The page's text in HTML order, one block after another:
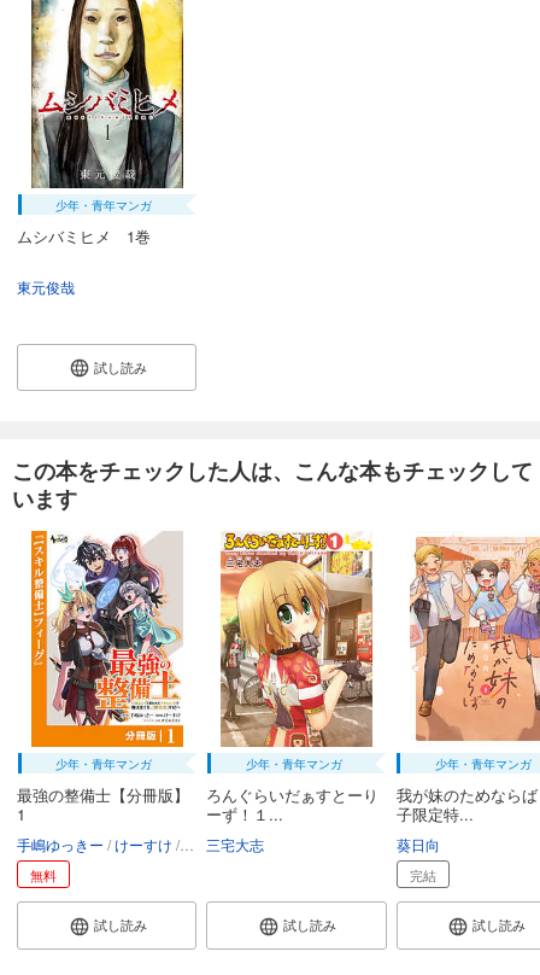
あらすじを表示する
【単話版】ムシバミヒメ 第31話
132円 (税込)
あらすじを表示する
【単話版】ムシバミヒメ 第32話
あらすじを表示する
【単話版】ムシバミヒメ 第33話
続巻入荷
【単話版】ムシバミヒメ 第34話
110円 (税込)
続巻入荷
カート
試し読み
あらすじを表示する
【単話版】ムシバミヒメ 第35話
132円 (税込)
続巻入荷
カート
【単話版】ムシバミヒメ 第36話
132円 (税込)
少年・青年マンガ
ムシバミヒメ 1巻
東元俊哉
試し読み
この本をチェックした人は、こんな本もチェックして
います
少年・青年マンガ
最強の整備士【分冊版】
1
手嶋ゆっきー けーすけ ダイエクスト
無料
試し読み
少年・青年マンガ
ろんぐらいだぁすとーり
ーず！１...
三宅大志
試し読み
少年・青年マンガ
我が妹のためなら
子限定特...
葵日向
完結
試し読み